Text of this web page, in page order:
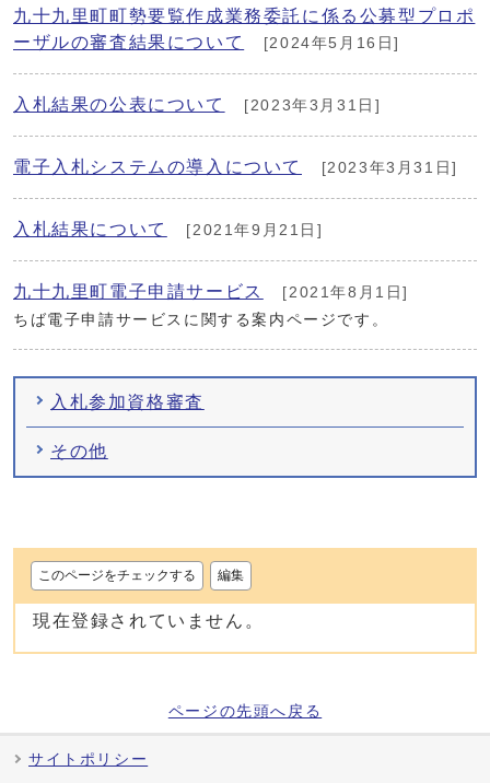
九十九里町町勢要覧作成業務委託に係る公募型プロポ
ーザルの審査結果について
[2024年5月16日]
入札結果の公表について [2023年3月31日]
電子入札システムの導入について [2023年3月31日]
入札結果について [2021年9月21日]
九十九里町電子申請サービス
[2021年8月1日]
ちば電子申請サービスに関する案内ページです。
入札参加資格審査
その他
このページをチェックする 編集
現在登録されていません。
ページの先頭へ戻る
サイトポリシー